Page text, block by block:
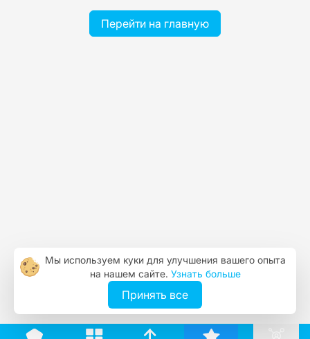
Перейти на главную
Мы используем куки для улучшения вашего опыта
на нашем сайте. Узнать больше
Принять все